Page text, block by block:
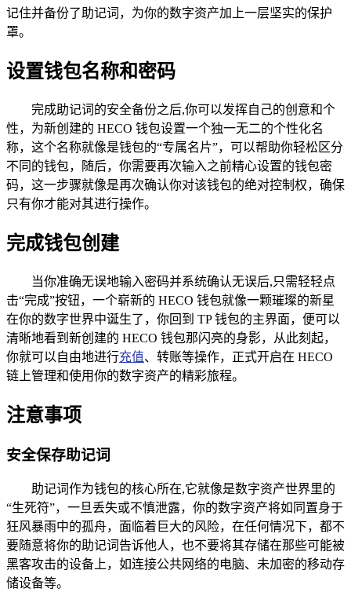
记住并备份了助记词，为你的数字资产加上一层坚实的保护
罩。
设置钱包名称和密码
完成助记词的安全备份之后,你可以发挥自己的创意和个
性，为新创建的 HECO 钱包设置一个独一无二的个性化名
称，这个名称就像是钱包的“专属名片”，可以帮助你轻松区分
不同的钱包，随后，你需要再次输入之前精心设置的钱包密
码，这一步骤就像是再次确认你对该钱包的绝对控制权，确保
只有你才能对其进行操作。
完成钱包创建
当你准确无误地输入密码并系统确认无误后,只需轻轻点
击“完成”按钮，一个崭新的 HECO 钱包就像一颗璀璨的新星
在你的数字世界中诞生了，你回到 TP 钱包的主界面，便可以
清晰地看到新创建的 HECO 钱包那闪亮的身影，从此刻起，
你就可以自由地进行充值、转账等操作，正式开启在 HECO
链上管理和使用你的数字资产的精彩旅程。
注意事项
安全保存助记词
助记词作为钱包的核心所在,它就像是数字资产世界里的
“生死符”，一旦丢失或不慎泄露，你的数字资产将如同置身于
狂风暴雨中的孤舟，面临着巨大的风险，在任何情况下，都不
要随意将你的助记词告诉他人，也不要将其存储在那些可能被
黑客攻击的设备上，如连接公共网络的电脑、未加密的移动存
储设备等。